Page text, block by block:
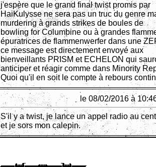
j'espère que le grand final twist promis par
HaiKulysse ne sera pas un truc du genre
murdering à grands strikes de boules de
bowling for Columbine ou à grandes
épuratrices de flammenwerfer dans une
ce message est directement envoyé aux
bienveillants PRISM et ECHELON qui
anticiper et réagir comme dans Minority
Quoi qu'il en soit le compte à rebours
le 08/02/2016 à
S'il y a twist, je lance un appel radio au
et je sors mon calepin.